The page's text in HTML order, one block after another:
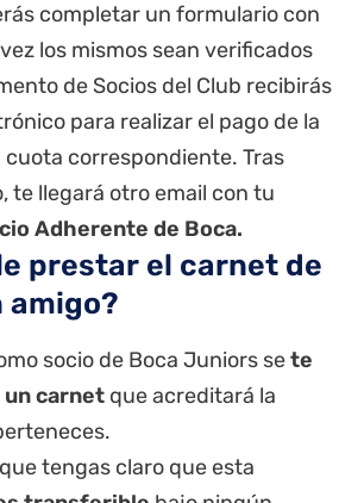
completar un formulario con
los mismos sean verificados
de Socios del Club recibirás
para realizar el pago de la
cuota correspondiente. Tras
te llegará otro email con tu
Adherente de Boca.
prestar el carnet de
amigo?
socio de Boca Juniors sete
un carnet que acreditará la
tengas claro que esta